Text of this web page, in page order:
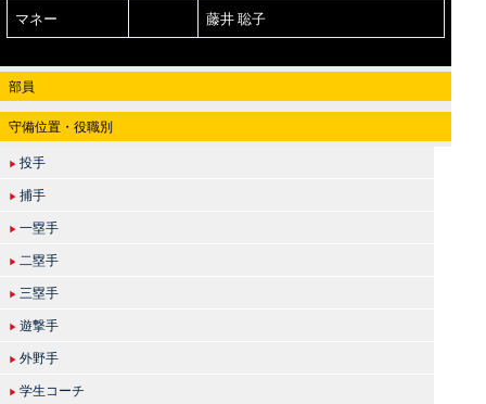
マネー 藤井 聡子
部員
守備位置・役職別
▶ 投手
▶ 捕手
▶ 一塁手
▶ 二塁手
▶ 三塁手
▶ 遊撃手
▶ 外野手
▶ 学生コーチ